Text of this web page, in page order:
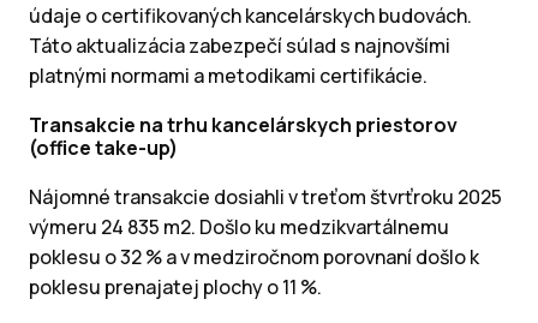
údaje o certifikovaných kancelárskych budovách.
Táto aktualizácia zabezpečí súlad s najnovšími
platnými normami a metodikami certifikácie.
Transakcie na trhu kancelárskych priestorov
(office take-up)
Nájomné transakcie dosiahli v treťom štvrťroku 2025
výmeru 24 835 m2. Došlo ku medzikvartálnemu
poklesu o 32 % a v medziročnom porovnaní došlo k
poklesu prenajatej plochy o 11 %.